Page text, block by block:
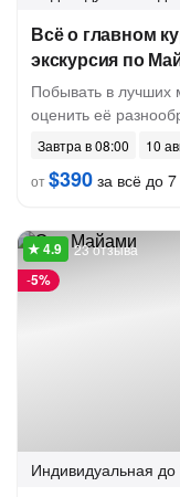
Всё о главном
экскурсия по
Побывать в
оценить её
Завтра в 08:00
10
от$390 за всё до
-5%
23 отзыва
Индивидуальная до